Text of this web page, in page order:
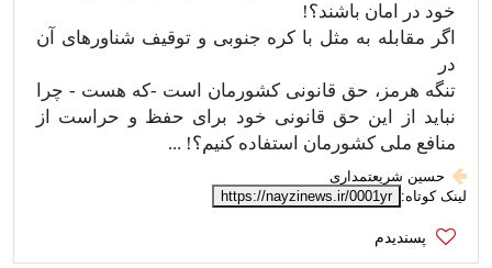
خود در امان باشند؟!
اگر مقابله به مثل با کره جنوبی و توقیف شناورهای آن
در
تنگه هرمز، حق قانونی کشورمان است -‌که هست - چرا
نباید از این حق قانونی خود برای حفظ و حراست از
منافع ملی کشورمان استفاده کنیم؟! ...
حسین شریعتمداری
لینک کوتاه: https://nayzinews.ir/0001yr